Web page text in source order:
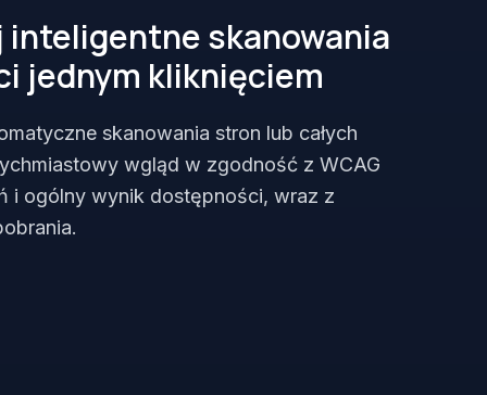
inteligentne skanowania
jednym kliknięciem
skanowania stron lub całych
wgląd w zgodność z WCAG
i ogólny wynik dostępności, wraz z